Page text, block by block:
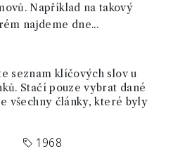
Například na takový
najdeme dne...
seznam klíčových slov u
Stačí pouze vybrat dané
všechny články, které byly
1968